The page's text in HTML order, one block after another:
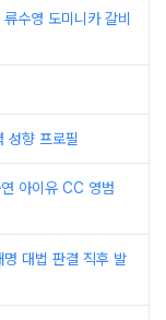
수영 도미니카 갈비
성향 프로필
아이유 CC 영범
대법 판결 직후 발